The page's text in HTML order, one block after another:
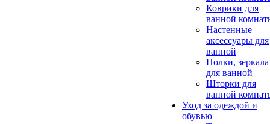
Коврики для
ванной
Настенные
аксессуары для
ванной
Полки, зеркала
для ванной
Шторки для
ванной
Уход за одеждой и
обувью